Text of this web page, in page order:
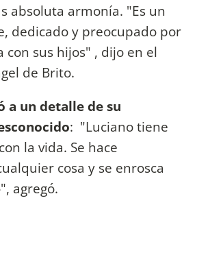
absoluta armonía. "Es un
dedicado y preocupado por
con sus hijos" , dijo en el
de Brito.
a un detalle de su
: "Luciano tiene
la vida. Se hace
cosa y se enrosca
agregó.